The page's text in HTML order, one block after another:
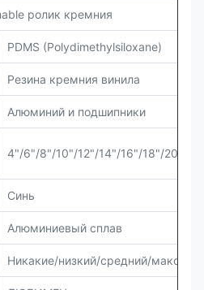
ролик кремния
PDMS (Polydimethylsiloxane)
Резина кремния винила
Алюминий и подшипники
4"/6"/8"/10"/12"/14"/16"/18"/20"/
Синь
Алюминиевый сплав
Никакие/низкий/средний/